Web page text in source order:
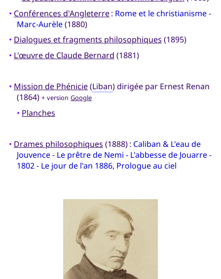
• Conférences d'Angleterre: Rome et le christianisme -
Marc-Aurèle(1880)
• Dialogues et fragments philosophiques (1895)
• L'œuvre de Claude Bernard (1881)
• Mission de Phénicie(Liban) dirigée par Ernest Renan
(1864) + version Google
• Planches
• Drames philosophiques (1888) : Caliban & L'eau de
Jouvence- Le prêtre de Nemi - L'abbesse de Jouarre -
1802 - Le jour de l'an 1886, Prologue au ciel